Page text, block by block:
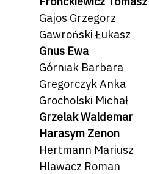
Gajos Grzegorz
Gawroński Łukasz
Gnus Ewa
Górniak Barbara
Gregorczyk Anka
Grocholski Michał
Grzelak Waldemar
Harasym Zenon
Hertmann Mariusz
Hlawacz Roman